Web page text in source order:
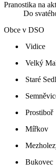
Pranostika na
Do
Obce v DSO
Vidice
Velký
Staré
Prostiboř
Mířkov
Bukovec